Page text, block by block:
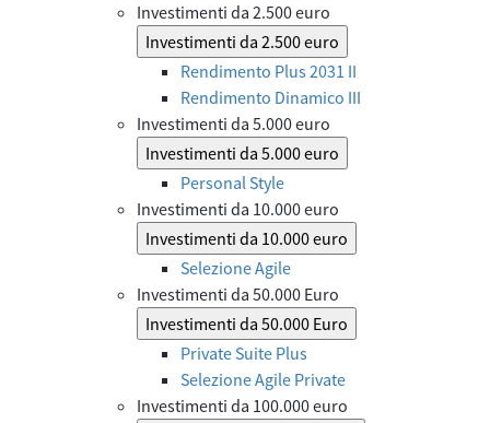
Investimenti da 2.500 euro
Investimenti da 2.500 euro
Rendimento Plus 2031 II
Rendimento Dinamico III
Investimenti da 5.000 euro
Investimenti da 5.000 euro
Personal Style
Investimenti da 10.000 euro
Investimenti da 10.000 euro
Selezione Agile
Investimenti da 50.000 Euro
Investimenti da 50.000 Euro
Private Suite Plus
Selezione Agile Private
Investimenti da 100.000 euro